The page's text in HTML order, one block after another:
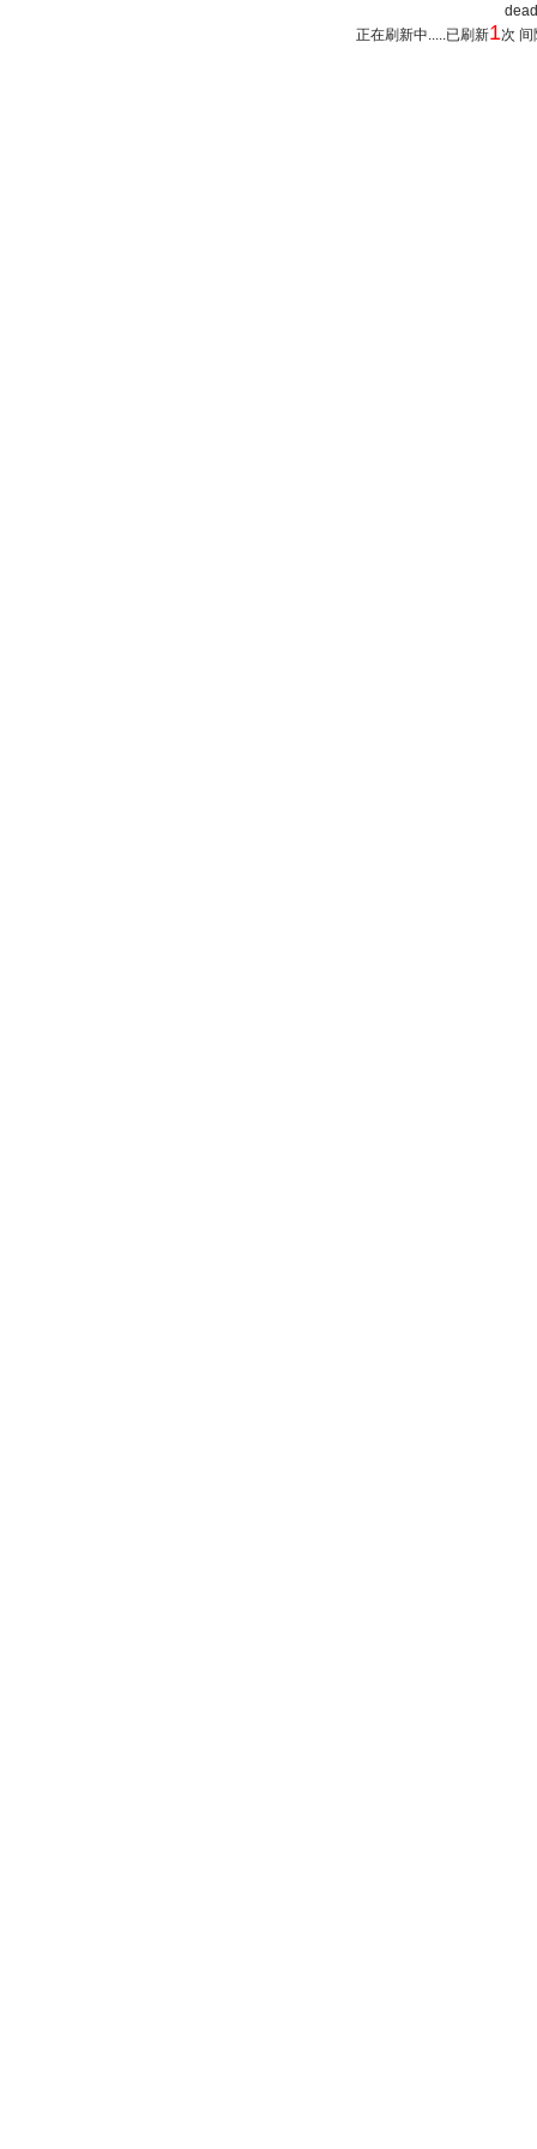
正在刷新中.....已刷新1次